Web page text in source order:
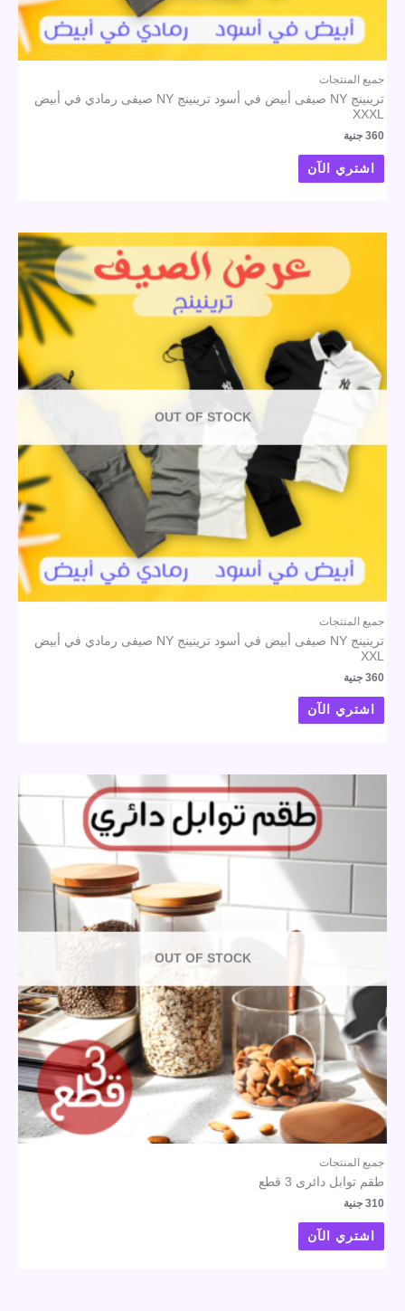
جميع المنتجات
ترينينج NY صيفى أبيض في أسود ترينينج NY صيفى رمادي في أبيض
XXXL
360 جنية
اشتري الآن
OUT OF STOCK
جميع المنتجات
ترينينج NY صيفى أبيض في أسود ترينينج NY صيفى رمادي في أبيض
XXL
360 جنية
اشتري الآن
OUT OF STOCK
جميع المنتجات
طقم توابل دائرى 3 قطع
310 جنية
اشتري الآن